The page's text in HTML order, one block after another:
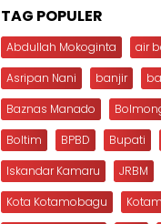
TAG POPULER
Abdullah Mokoginta air
Asripan Nani
banjir
Baznas Manado
Boltim
BPBD Bupati
Iskandar Kamaru
JRBM
Kota Kotamobagu